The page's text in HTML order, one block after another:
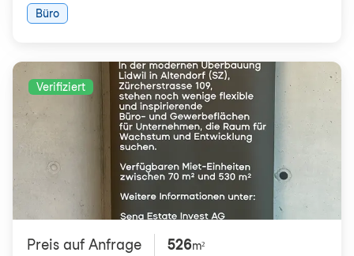
Büro
Verifiziert
Preis auf Anfrage 526m²